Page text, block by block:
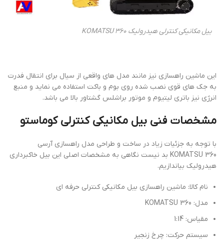
بیل مکانیکی کنترلی هیدرولیک KOMATSU 360
این ماشین راهسازی نیز مانند مدل های واقعی از سیال برای انتقال فدرت
به جک های قوی نصب شده روی بوم و باکت استفاده می نماید و منبع
انرژی نیز باتری لیتیوم و موتور براشلس گشتاور بالا می باشد.
مشخصات فنی بیل مکانیکی کنترلی کوماستو
با توجه به جزئیات زیاد در ساخت و طراحی مدل راهسازی آرسی
KOMATSU 360 بد نیست نگاهی به مشخصات اصلی این بیل خاکبرداری
هیدرولیک بیاندازیم.
نام کالا: ماشین راهسازی بیل مکانیکی کنترلی حرفه ای
مدل: KOMATSU 360
مقیاس: 1:14
سیستم حرکت: چرخ زنجیر